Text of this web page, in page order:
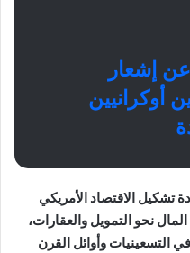
عن إشعار
أوكرانيين
تشكيل الاقتصاد الأمريكي
نحو التمويل والعقارات،
التسعينيات وأوائل القرن